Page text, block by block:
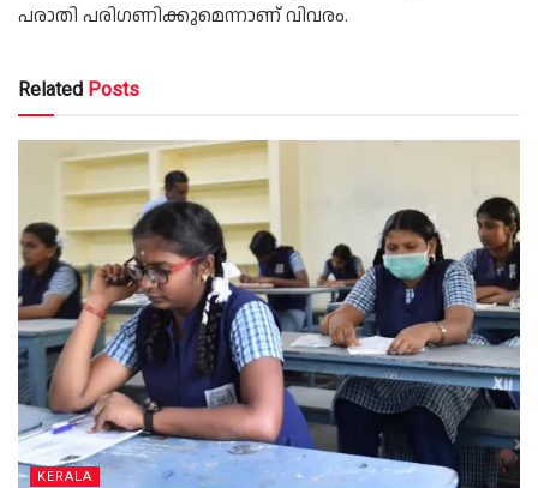
പരാതി പരിഗണിക്കുമെന്നാണ് വിവരം.
Related Posts
KERALA